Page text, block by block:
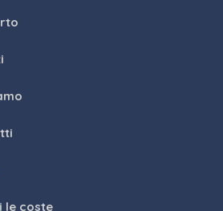
le coste